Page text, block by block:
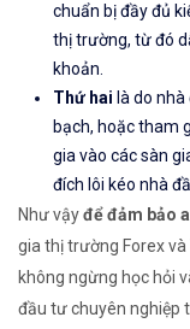
chuẩn bị đầy đủ
thị trường, từ đó
khoản.
Thứ hai là do
bạch, hoặc tham
gia vào các sàn
đích lôi kéo nhà
Như vậyđể đảm bảo
gia thị trường Forex và
không ngừng học hỏi
đầu tư chuyên nghiệp